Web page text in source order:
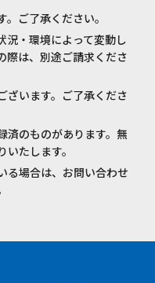
ご了承ください。
・環境によって変動し
際は、別途ご請求くださ
ざいます。ご了承くださ
済のものがあります。無
たします。
る場合は、お問い合わせ